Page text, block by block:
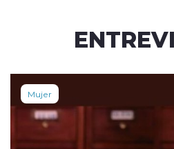
Mujer